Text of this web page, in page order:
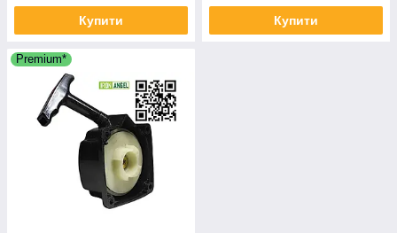
Купити Купити
Premium*